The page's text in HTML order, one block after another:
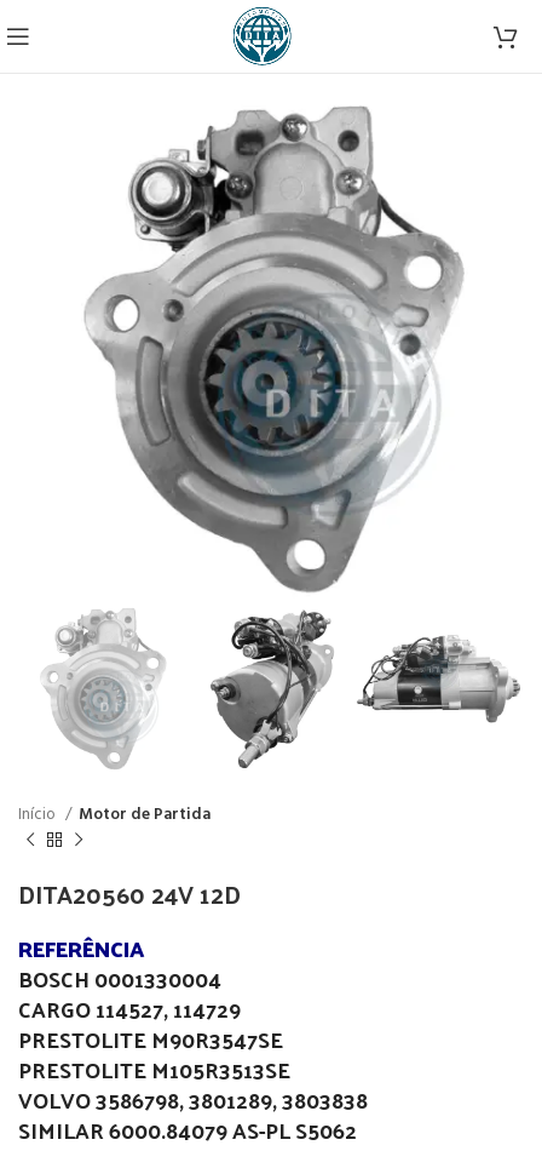
Início Motor de Partida
DITA20560 24V 12D
REFERÊNCIA
BOSCH 0001330004
CARGO 114527, 114729
PRESTOLITE M90R3547SE
PRESTOLITE M105R3513SE
VOLVO 3586798, 3801289, 3803838
SIMILAR 6000.84079 AS-PL S5062